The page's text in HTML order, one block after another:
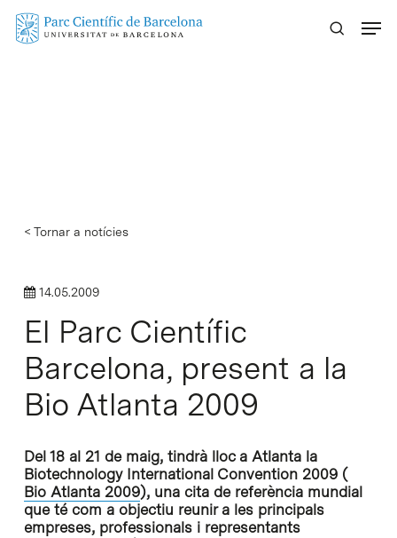
Skip
< Tornar a notícies
14.05.2009
El Parc Científic
Barcelona, present a la
Bio Atlanta 2009
Del 18 al 21 de maig, tindrà lloc a Atlanta la
Biotechnology International Convention 2009 (
Bio Atlanta 2009), una cita de referència mundial
que té com a objectiu reunir a les principals
empreses, professionals i representants